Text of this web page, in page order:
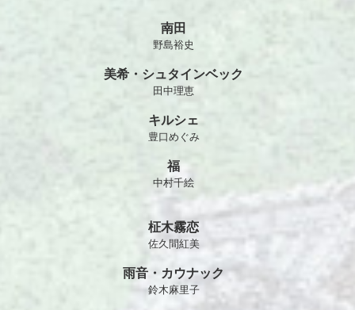
南田
野島裕史
美希・シュタインベック
田中理恵
キルシェ
豊口めぐみ
福
中村千絵
柾木霧恋
佐久間紅美
雨音・カウナック
鈴木麻里子